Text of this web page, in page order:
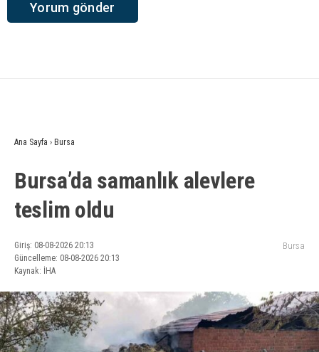
Ana Sayfa › Bursa
Bursa’da samanlık alevlere
teslim oldu
Giriş: 08-08-2026 20:13
Güncelleme: 08-08-2026 20:13
Kaynak: İHA
Bursa